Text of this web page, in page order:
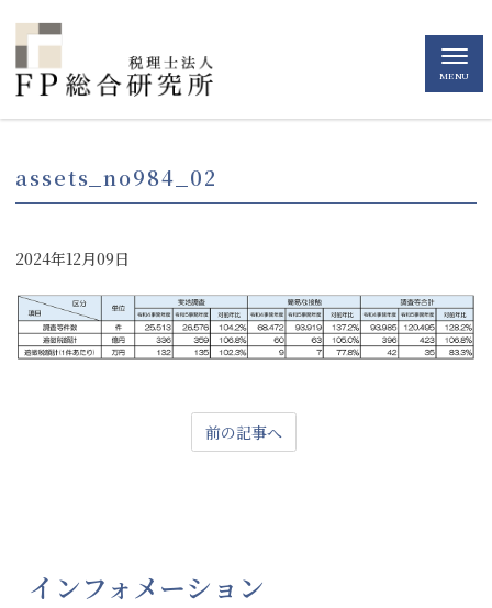
MENU
assets_no984_02
2024年12月09日
前の記事へ
インフォメーション